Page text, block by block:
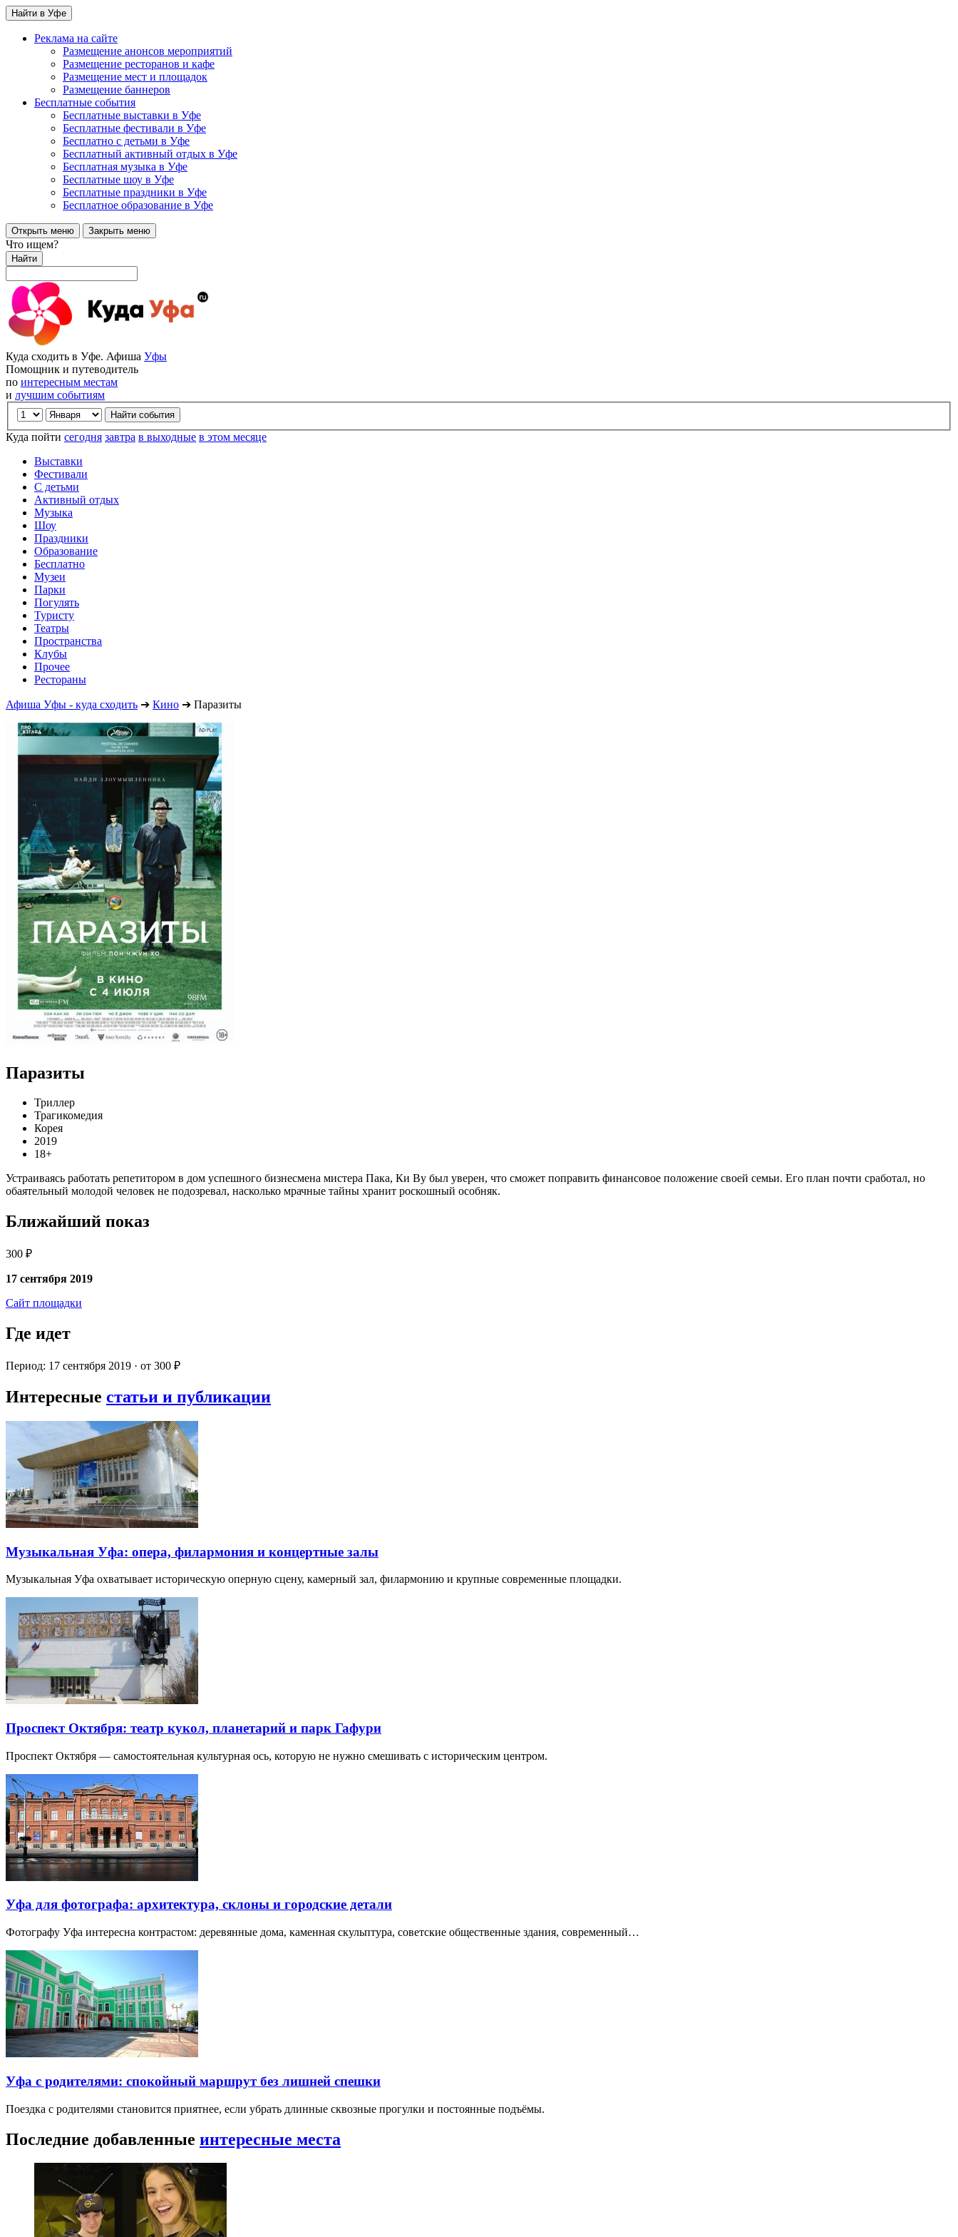
Найти в Уфе
Реклама на сайте
Размещение анонсов мероприятий
Размещение ресторанов и кафе
Размещение мест и площадок
Размещение баннеров
Бесплатные события
Бесплатные выставки в Уфе
Бесплатные фестивали в Уфе
Бесплатно с детьми в Уфе
Бесплатный активный отдых в Уфе
Бесплатная музыка в Уфе
Бесплатные шоу в Уфе
Бесплатные праздники в Уфе
Бесплатное образование в Уфе
Открыть меню Закрыть меню
Что ищем?
Найти
Куда сходить в Уфе. Афиша Уфы
Помощник и путеводитель
по интересным местам
и лучшим событиям
Куда пойти сегодня завтра в выходные в этом месяце
Выставки
Фестивали
С детьми
Активный отдых
Музыка
Шоу
Праздники
Образование
Бесплатно
Музеи
Парки
Погулять
Туристу
Театры
Пространства
Клубы
Прочее
Рестораны
Афиша Уфы - куда сходить ➔ Кино ➔ Паразиты
Паразиты
Триллер
Трагикомедия
Корея
2019
18+
Устраиваясь работать репетитором в дом успешного бизнесмена мистера Пака, Ки Ву был уверен, что сможет поправить финансовое положение своей семьи. Его план почти сработал, но
обаятельный молодой человек не подозревал, насколько мрачные тайны хранит роскошный особняк.
Ближайший показ
300 ₽
17 сентября 2019
Сайт площадки
Где идет
Период: 17 сентября 2019 · от 300 ₽
Интересные статьи и публикации
Музыкальная Уфа: опера, филармония и концертные залы
Музыкальная Уфа охватывает историческую оперную сцену, камерный зал, филармонию и крупные современные площадки.
Проспект Октября: театр кукол, планетарий и парк Гафури
Проспект Октября — самостоятельная культурная ось, которую не нужно смешивать с историческим центром.
Уфа для фотографа: архитектура, склоны и городские детали
Фотографу Уфа интересна контрастом: деревянные дома, каменная скульптура, советские общественные здания, современный…
Уфа с родителями: спокойный маршрут без лишней спешки
Поездка с родителями становится приятнее, если убрать длинные сквозные прогулки и постоянные подъёмы.
Последние добавленные интересные места